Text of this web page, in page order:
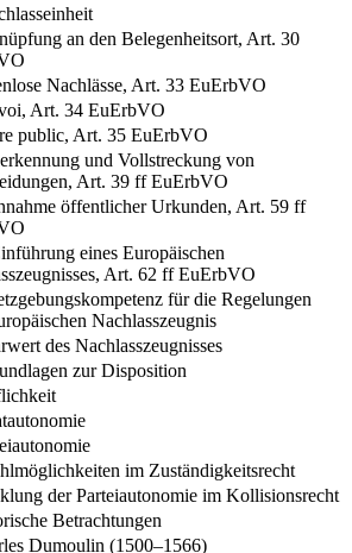
an den Belegenheitsort, Art. 30
Nachlässe, Art. 33 EuErbVO
Art. 34 EuErbVO
public, Art. 35 EuErbVO
und Vollstreckung von
Art. 39 ff EuErbVO
öffentlicher Urkunden, Art. 59 ff
eines Europäischen
Art. 62 ff EuErbVO
für die Regelungen
Nachlasszeugnis
des Nachlasszeugnisses
zur Disposition
im Zuständigkeitsrecht
der Parteiautonomie im Kollisionsrecht
Betrachtungen
Dumoulin (1500–1566)